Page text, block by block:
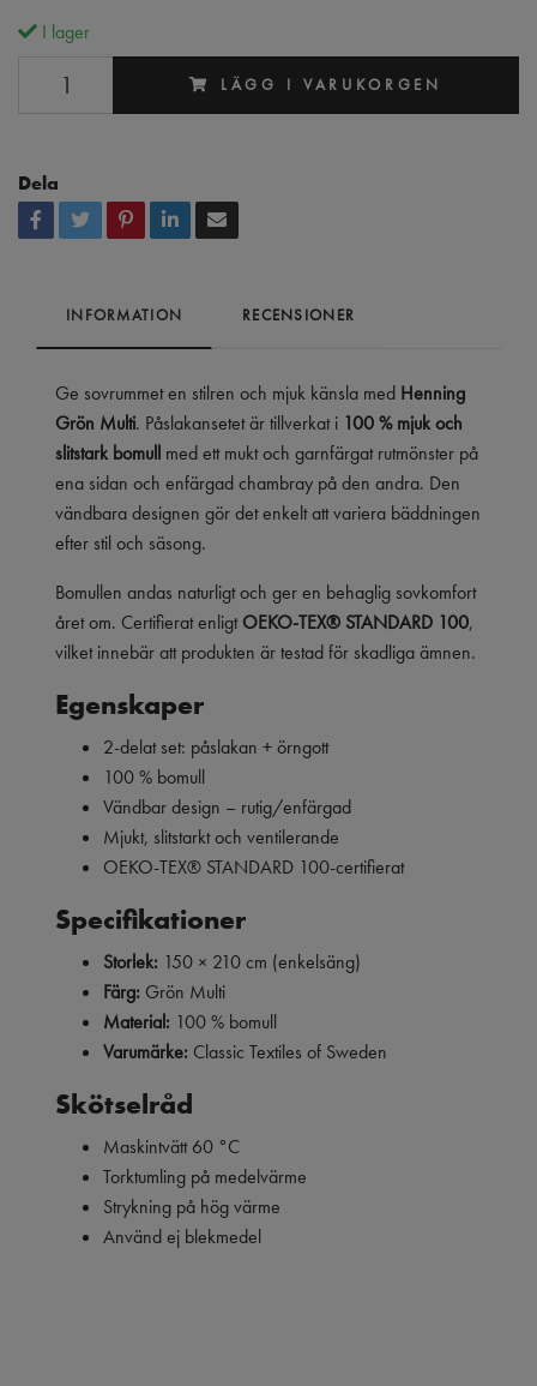
I lager
LÄGG I VARUKORGEN
Dela
INFORMATION RECENSIONER
Ge sovrummet en stilren och mjuk känsla med Henning
Grön Multi. Påslakansetet är tillverkat i 100 % mjuk och
slitstark bomull med ett mukt och garnfärgat rutmönster på
ena sidan och enfärgad chambray på den andra. Den
vändbara designen gör det enkelt att variera bäddningen
efter stil och säsong.
Bomullen andas naturligt och ger en behaglig sovkomfort
året om. Certifierat enligtOEKO-TEX® STANDARD 100,
vilket innebär att produkten är testad för skadliga ämnen.
Egenskaper
2-delat set: påslakan + örngott
100 % bomull
Vändbar design – rutig/enfärgad
Mjukt, slitstarkt och ventilerande
OEKO-TEX® STANDARD 100-certifierat
Specifikationer
Storlek: 150 × 210 cm (enkelsäng)
Färg: Grön Multi
Material: 100 % bomull
Varumärke: Classic Textiles of Sweden
Skötselråd
Maskintvätt 60 °C
Torktumling på medelvärme
Strykning på hög värme
Använd ej blekmedel